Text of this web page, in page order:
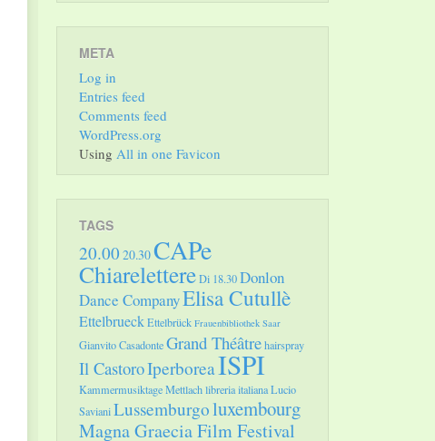
META
Log in
Entries feed
Comments feed
WordPress.org
Using All in one Favicon
TAGS
20.00 20.30CAPe
ChiarelettereDi 18.30Donlon
Dance CompanyElisa Cutullè
EttelbrueckEttelbrück Frauenbibliothek Saar
Gianvito CasadonteGrand Théâtrehairspray
Il CastoroIperboreaISPI
Kammermusiktage Mettlachlibreria italianaLucio
SavianiLussemburgoluxembourg
Magna Graecia Film Festival